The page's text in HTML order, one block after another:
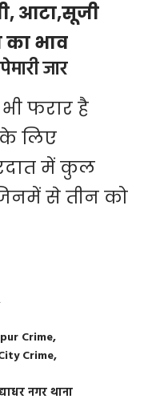
आटा,सूजी
भाव
जार
फरार है
लिए
में कुल
से तीन को
Crime
Crime
नगर थाना